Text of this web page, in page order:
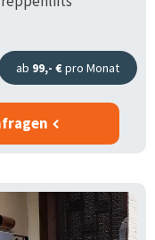
ab 99,- €pro Monat